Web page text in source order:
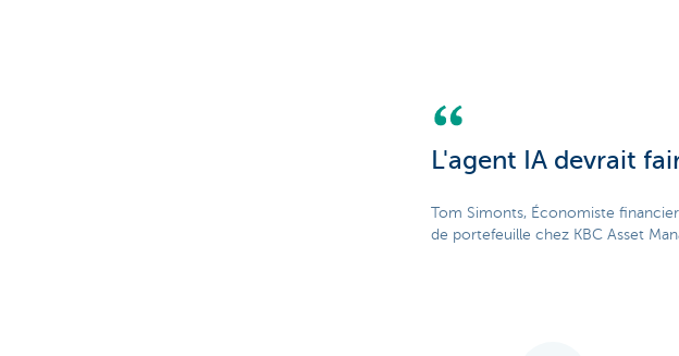
L'agent IA devrait
Tom Simonts, Économiste
de portefeuille chez KBC Asset